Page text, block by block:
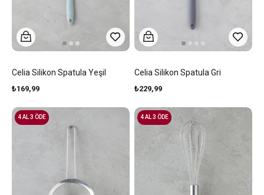
Celia Silikon Spatula Yeşil
₺169,99
Celia Silikon Spatula Gri
₺229,99
4 AL 3 ÖDE 4 AL 3 ÖDE